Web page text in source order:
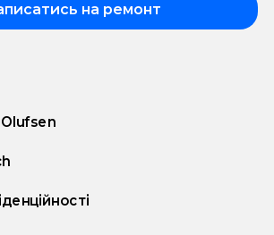
на ремонт